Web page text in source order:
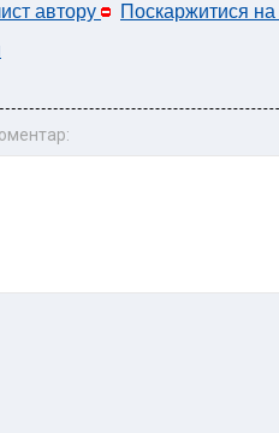
автору
Поскаржитися на